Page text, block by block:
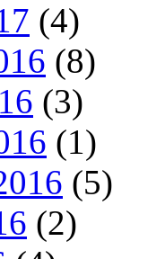
(4)
(8)
(3)
(1)
(5)
(2)